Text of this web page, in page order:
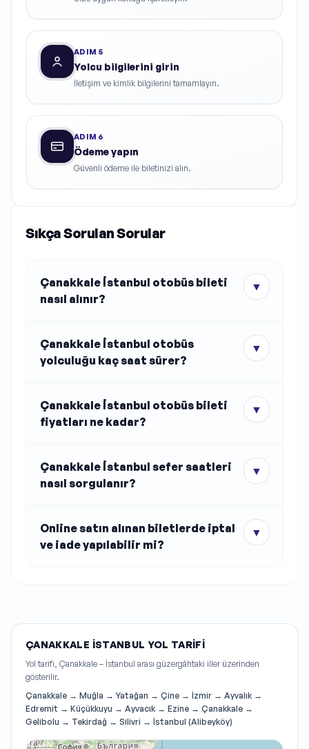
ADIM 5
Yolcu bilgilerini girin
İletişim ve kimlik bilgilerini tamamlayın.
ADIM 6
Ödeme yapın
Güvenli ödeme ile biletinizi alın.
Sıkça Sorulan Sorular
Çanakkale İstanbul otobüs bileti
nasıl alınır?
▼
Çanakkale İstanbul otobüs
yolculuğu kaç saat sürer?
▼
Çanakkale İstanbul otobüs bileti
fiyatları ne kadar?
▼
Çanakkale İstanbul sefer saatleri
nasıl sorgulanır?
▼
Online satın alınan biletlerde iptal
ve iade yapılabilir mi?
▼
ÇANAKKALE İSTANBUL YOL TARIFI
Yol tarifi, Çanakkale – İstanbul arası güzergâhtaki iller üzerinden
gösterilir.
Çanakkale → Muğla → Yatağan → Çine → İzmir → Ayvalık →
Edremit → Küçükkuyu → Ayvacık → Ezine → Çanakkale →
Gelibolu → Tekirdağ → Silivri → İstanbul (Alibeyköy)